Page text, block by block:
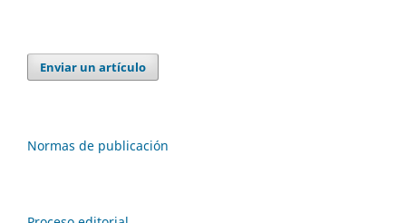
Enviar un artículo
Normas de publicación